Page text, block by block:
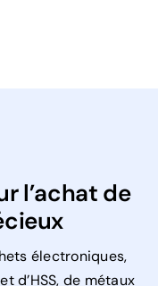
l’achat de
électroniques,
d’HSS, de métaux